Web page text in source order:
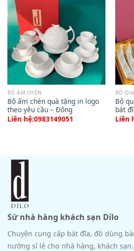
BỘ ẤM CHÉN
Bộ ấm chén quà tặng in logo
theo yêu cầu – Đông
Liên hệ:0983149051
BỘ
Bộ
bát
Liên
Sứ nhà hàng khách sạn Dílo
Chuyên cung cấp bát đĩa, đồ dùng
nướng sỉ lẻ cho nhà hàng, khách